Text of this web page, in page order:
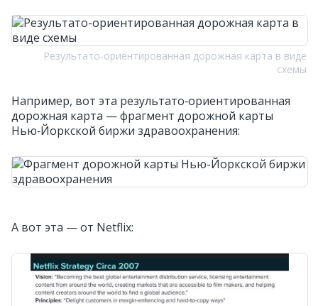
Результато‑ориентированная дорожная карта в виде
схемы
Например, вот эта результато‑ориентированная
дорожная карта — фрагмент дорожной карты
Нью‑Йоркской биржи здравоохранения:
А вот эта — от Netflix: